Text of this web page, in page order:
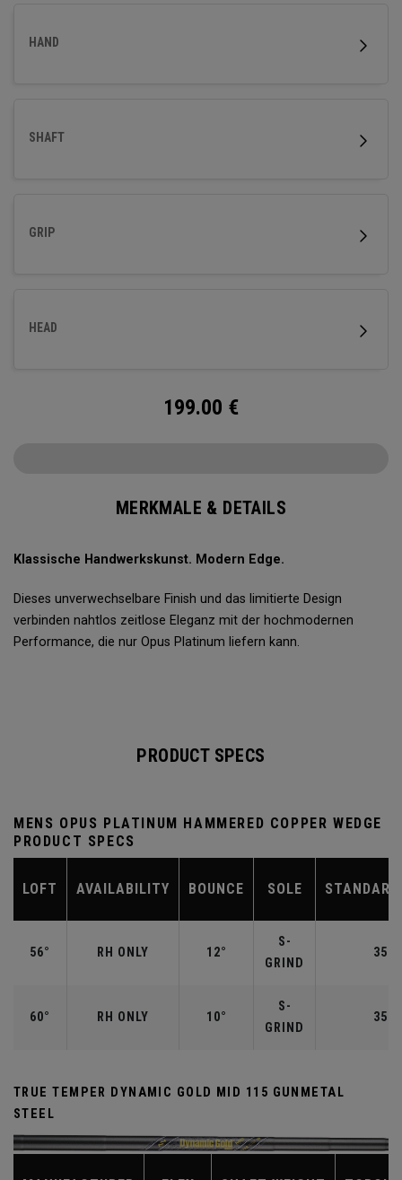
HAND
SHAFT
GRIP
HEAD
199.00 €
MERKMALE & DETAILS
Klassische Handwerkskunst. Modern Edge.
Dieses unverwechselbare Finish und das limitierte Design
verbinden nahtlos zeitlose Eleganz mit der hochmodernen
Performance, die nur Opus Platinum liefern kann.
PRODUCT SPECS
MENS OPUS PLATINUM HAMMERED COPPER WEDGE
PRODUCT SPECS
LOFT AVAILABILITY BOUNCE SOLE
56° RH ONLY 12°
S-
GRIND
60° RH ONLY 10°
S-
GRIND
TRUE TEMPER DYNAMIC GOLD MID 115 GUNMETAL
STEEL